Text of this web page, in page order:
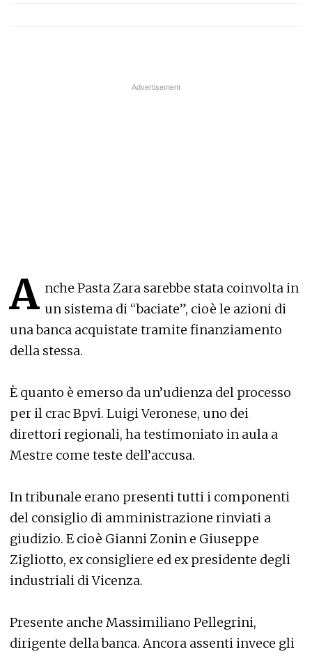
A nche Pasta Zara sarebbe stata coinvolta in
un sistema di “baciate”, cioè le azioni di
una banca acquistate tramite finanziamento
della stessa.
È quanto è emerso da un’udienza del processo
per il crac Bpvi. Luigi Veronese, uno dei
direttori regionali, ha testimoniato in aula a
Mestre come teste dell’accusa.
In tribunale erano presenti tutti i componenti
del consiglio di amministrazione rinviati a
giudizio. E cioè Gianni Zonin e Giuseppe
Zigliotto, ex consigliere ed ex presidente degli
industriali di Vicenza.
Presente anche Massimiliano Pellegrini,
dirigente della banca. Ancora assenti invece gli